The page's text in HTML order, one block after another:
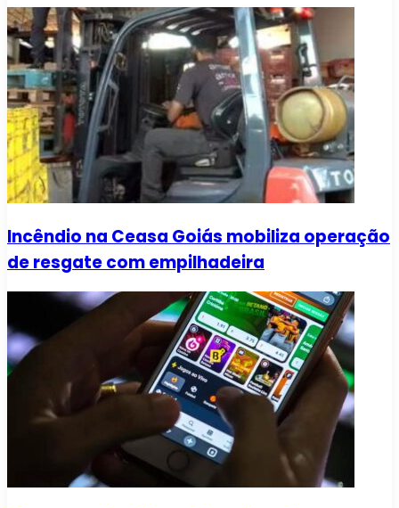
Incêndio na Ceasa Goiás mobiliza operação
de resgate com empilhadeira